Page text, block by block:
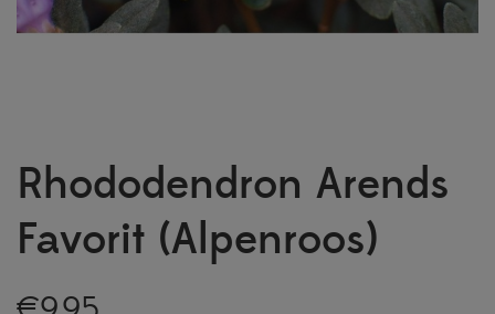
Rhododendron Arends
Favorit (Alpenroos)